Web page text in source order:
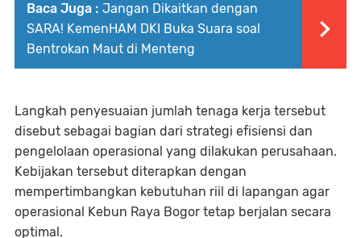
Baca Juga : Jangan Dikaitkan dengan
SARA! KemenHAM DKI Buka Suara soal
Bentrokan Maut di Menteng
Langkah penyesuaian jumlah tenaga kerja tersebut
disebut sebagai bagian dari strategi efisiensi dan
pengelolaan operasional yang dilakukan perusahaan.
Kebijakan tersebut diterapkan dengan
mempertimbangkan kebutuhan riil di lapangan agar
operasional Kebun Raya Bogor tetap berjalan secara
optimal.